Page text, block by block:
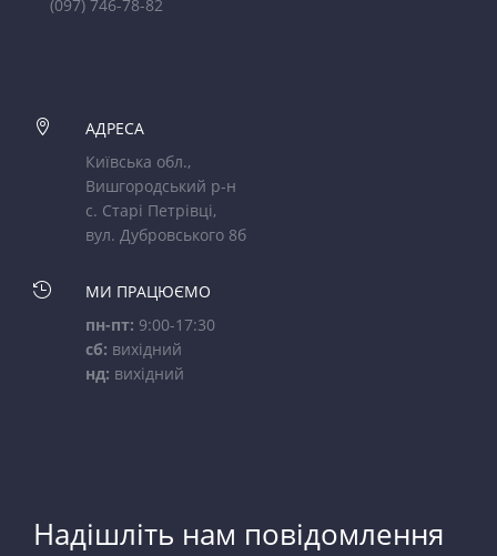
(097) 746-78-82

АДРЕСА
Київська обл.,
Вишгородський р-н
с. Старі Петрівці,
вул. Дубровського 8б

МИ ПРАЦЮЄМО
пн-пт: 9:00-17:30
сб: вихідний
нд: вихідний
Надішліть нам повідомлення